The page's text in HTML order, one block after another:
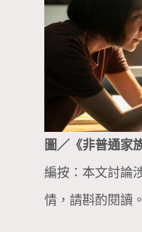
圖／《非普通家
編按：本文討論
情，請斟酌閱讀。